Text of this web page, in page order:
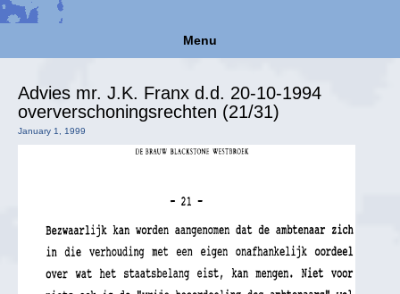
Menu
Advies mr. J.K. Franx d.d. 20-10-1994
oververschoningsrechten (21/31)
January 1, 1999